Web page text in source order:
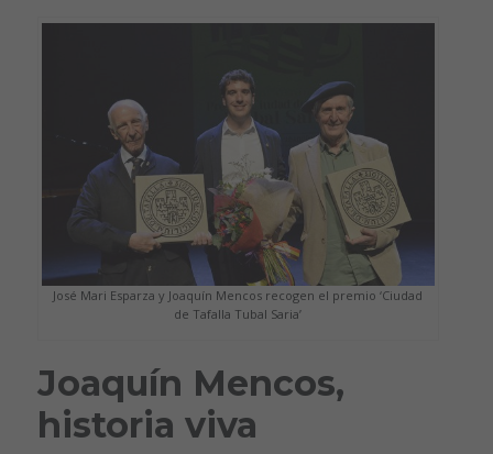
José Mari Esparza y Joaquín Mencos recogen el premio ‘Ciudad
de Tafalla Tubal Saria’
Joaquín Mencos,
historia viva